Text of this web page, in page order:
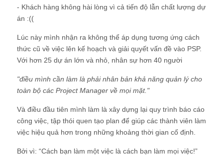
- Khách hàng không hài lòng vì cả tiến độ lẫn chất lượng dự
án :((
Lúc này mình nhận ra không thể áp dụng tương ứng cách
thức cũ về việc lên kế hoạch và giải quyết vấn đề vào PSP.
Với hơn 25 dự án lớn và nhỏ, nhân sự hơn 40 người
"điều mình cần làm là phải nhân bản khả năng quản lý cho
toàn bộ các Project Manager về mọi mặt."
Và điều đầu tiên mình làm là xây dựng lại quy trình báo cáo
công việc, tập thói quen tạo plan để giúp các thành viên làm
việc hiệu quả hơn trong những khoảng thời gian cố định.
Bởi vì: “Cách bạn làm một việc là cách bạn làm mọi việc!”